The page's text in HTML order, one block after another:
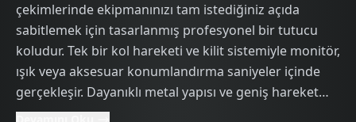
çekimlerinde ekipmanınızı tam istediğiniz açıda
sabitlemek için tasarlanmış profesyonel bir tutucu
koludur. Tek bir kol hareketi ve kilit sistemiyle monitör,
ışık veya aksesuar konumlandırma saniyeler içinde
gerçekleşir. Dayanıklı metal yapısı ve geniş hareket
açısıyla uzun soluklu, güvenilir bir çekim deneyimi